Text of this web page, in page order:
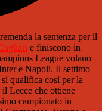
la sentenza per il
e finiscono in
League volano
e Napoli. Il settimo
qualifica così per la
il Lecce che ottiene
campionato in